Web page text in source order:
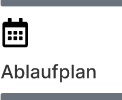
Ablaufplan